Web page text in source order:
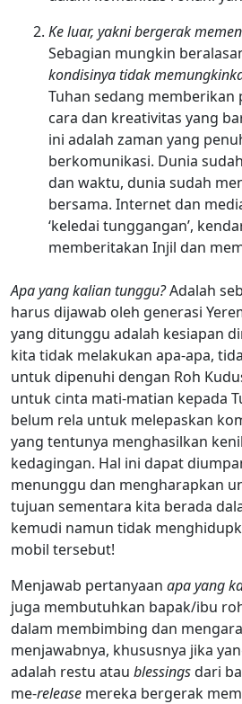
Ke luar, yakni bergerak
Sebagian mungkin
kondisinya tidak
Tuhan sedang memberikan
cara dan kreativitas yang
ini adalah zaman yang
berkomunikasi. Dunia
dan waktu, dunia sudah
bersama. Internet dan
‘keledai tunggangan’,
memberitakan Injil dan
Apa yang kalian tunggu?Adalah
harus dijawab oleh generasi
yang ditunggu adalah kesiapan
kita tidak melakukan apa-apa,
untuk dipenuhi dengan Roh
untuk cinta mati-matian kepada
belum rela untuk melepaskan
yang tentunya menghasilkan
kedagingan. Hal ini dapat
menunggu dan mengharapkan
tujuan sementara kita berada
kemudi namun tidak
mobil tersebut!
Menjawab pertanyaan apa yang
juga membutuhkan bapak/ibu
dalam membimbing dan
menjawabnya, khususnya jika
adalah restu atau blessingsdari
me-release mereka bergerak